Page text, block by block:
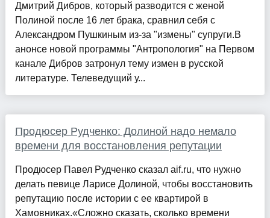
Дмитрий Дибров, который разводится с женой
Полиной после 16 лет брака, сравнил себя с
Александром Пушкиным из-за "измены" супруги.В
анонсе новой программы "Антропология" на Первом
канале Дибров затронул тему измен в русской
литературе. Телеведущий у...
Продюсер Рудченко: Долиной надо немало
времени для восстановления репутации
Продюсер Павел Рудченко сказал aif.ru, что нужно
делать певице Ларисе Долиной, чтобы восстановить
репутацию после истории с ее квартирой в
Хамовниках.«Сложно сказать, сколько времени